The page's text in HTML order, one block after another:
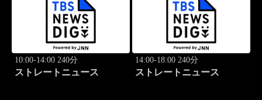
10:00-14:00 240分
ストレートニュース
14:00-18:00 240分
ストレートニュース